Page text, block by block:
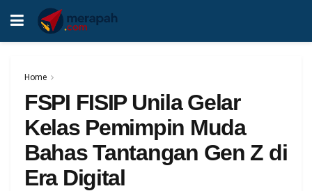
Home
FSPI FISIP Unila Gelar
Kelas Pemimpin Muda
Bahas Tantangan Gen Z di
Era Digital